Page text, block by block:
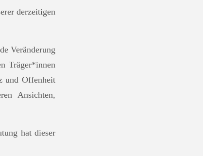
derzeitigen
Veränderung
Träger*innen
und Offenheit
Ansichten,
hat dieser